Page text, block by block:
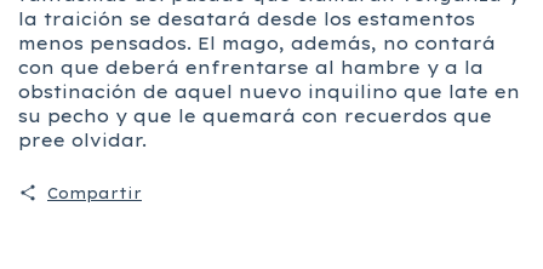
la traición se desatará desde los estamentos
menos pensados. El mago, además, no contará
con que deberá enfrentarse al hambre y a la
obstinación de aquel nuevo inquilino que late en
su pecho y que le quemará con recuerdos que
pree olvidar.
Compartir